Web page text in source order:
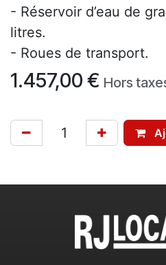
- Réservoir d’eau de
litres.
- Roues de transport.
1.457,00 € Hors